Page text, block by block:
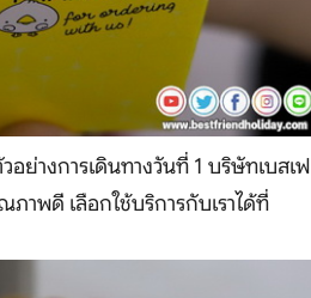
อย่างการเดินทางวันที่ 1 บริษัทเบสเฟ
าพดี เลือกใช้บริการกับเราได้ที่